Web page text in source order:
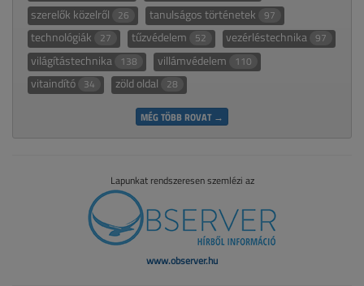
szerelők közelről 26 tanulságos történetek 97
technológiák 27 tűzvédelem 52 vezérléstechnika 97
világítástechnika 138 villámvédelem 110
vitaindító 34 zöld oldal 28
MÉG TÖBB ROVAT →
Lapunkat rendszeresen szemlézi az
www.observer.hu